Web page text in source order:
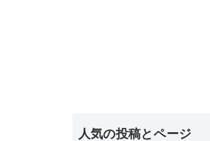
人気の投稿とページ